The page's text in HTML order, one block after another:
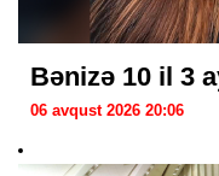
Bənizə 10 il 3
06 avqust 2026 20:06